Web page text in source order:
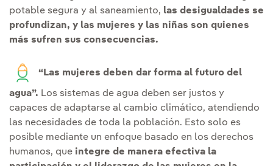
potable segura y al saneamiento, las desigualdades se
profundizan, y las mujeres y las niñas son quienes
más sufren sus consecuencias.
“Las mujeres deben dar forma al futuro del
agua”. Los sistemas de agua deben ser justos y
capaces de adaptarse al cambio climático, atendiendo
las necesidades de toda la población. Esto solo es
posible mediante un enfoque basado en los derechos
humanos, que integre de manera efectiva la